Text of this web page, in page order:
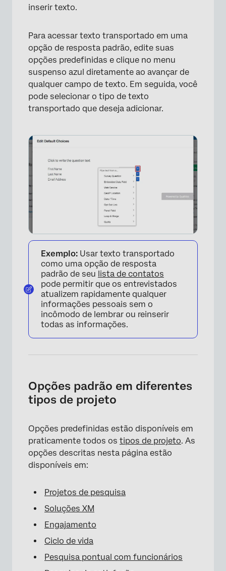
inserir texto.
Para acessar texto transportado em uma
opção de resposta padrão, edite suas
opções predefinidas e clique no menu
suspenso azul diretamente ao avançar de
qualquer campo de texto. Em seguida, você
pode selecionar o tipo de texto
transportado que deseja adicionar.
×
Exemplo: Usar texto transportado
como uma opção de resposta
padrão de seu lista de contatos
pode permitir que os entrevistados
atualizem rapidamente qualquer
informações pessoais sem o
incômodo de lembrar ou reinserir
todas as informações.
Opções padrão em diferentes
tipos de projeto
Opções predefinidas estão disponíveis em
praticamente todos os tipos de projeto. As
opções descritas nesta página estão
disponíveis em:
Projetos de pesquisa
Soluções XM
Engajamento
Ciclo de vida
Pesquisa pontual com funcionários